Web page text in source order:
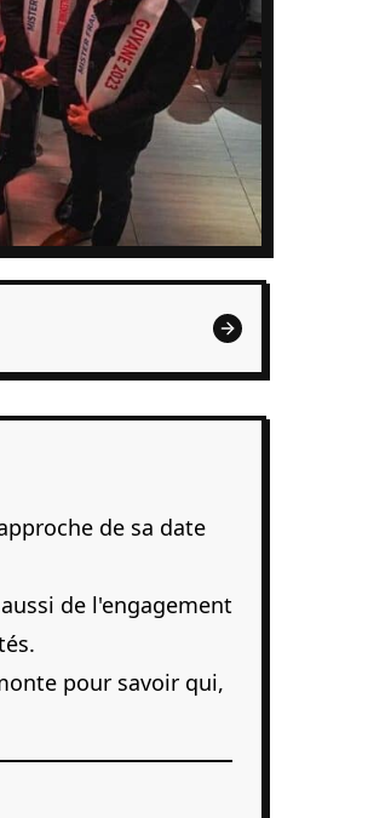
de sa date
de l'engagement
pour savoir qui,